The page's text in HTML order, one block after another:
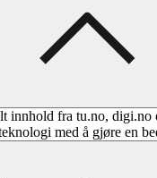
innhold fra tu.no,
med å gjøre en